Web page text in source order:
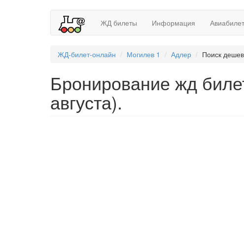
ЖД билеты Информация
ЖД-билет-онлайн Могилев 1 Адлер Поиск
Бронирование жд
августа).